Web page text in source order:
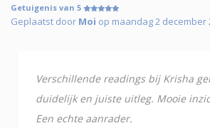
Getuigenis van 5
Geplaatst door Moi op maandag 2 december
Verschillende readings bij Krisha
duidelijk en juiste uitleg. Mooie
Een echte aanrader.